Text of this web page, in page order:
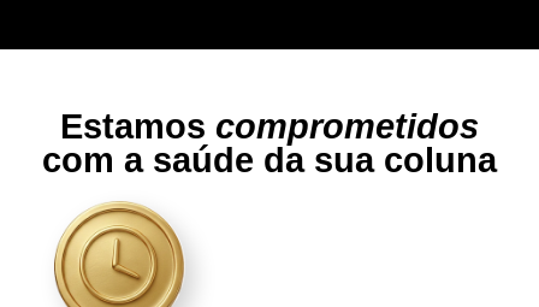
Estamos comprometidos
com a saúde da sua coluna